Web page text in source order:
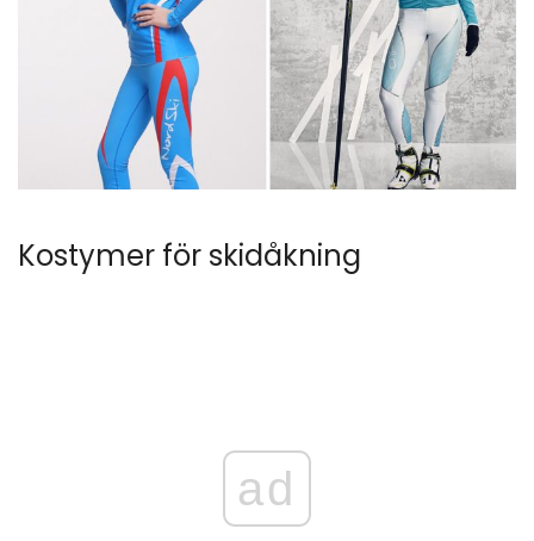
Kostymer för skidåkning
ad